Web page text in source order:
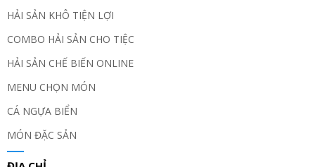
HẢI SẢN KHÔ TIỆN LỢI
COMBO HẢI SẢN CHO TIỆC
HẢI SẢN CHẾ BIẾN ONLINE
MENU CHỌN MÓN
CÁ NGỰA BIỂN
MÓN ĐẶC SẢN